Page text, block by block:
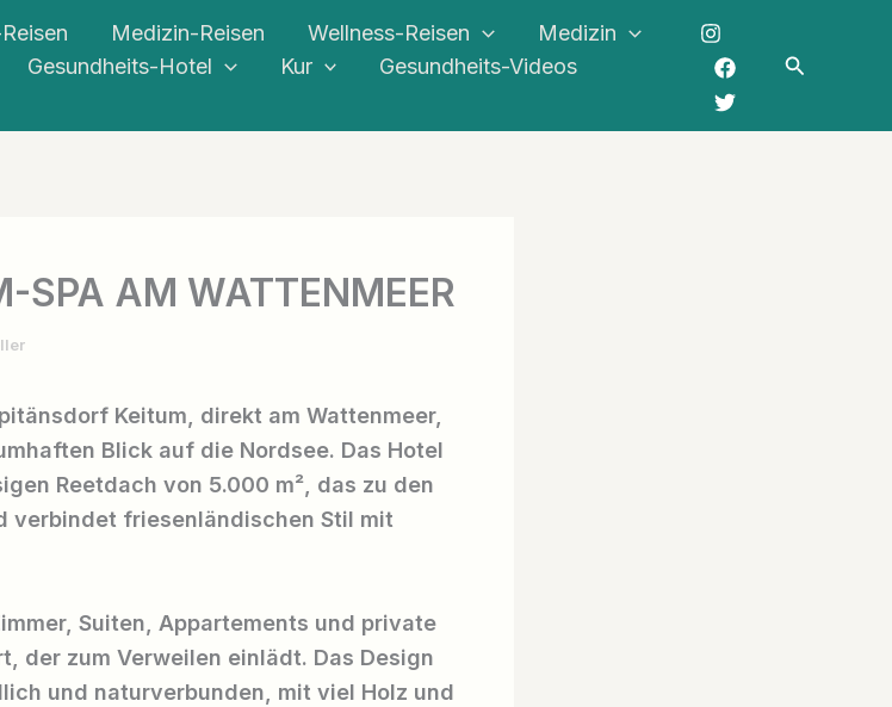
Medizin-Reisen Wellness-Reisen
Medizin
Gesundheits-Hotel Kur
Gesundheits-Videos
Suchen
SPA AM WATTENMEER
Keitum, direkt am Wattenmeer,
Blick auf die Nordsee. Das Hotel
Reetdach von 5.000 m², das zu den
verbindet friesenländischen Stil mit
Suiten, Appartements und private
der zum Verweilen einlädt. Das Design
und naturverbunden, mit viel Holz und